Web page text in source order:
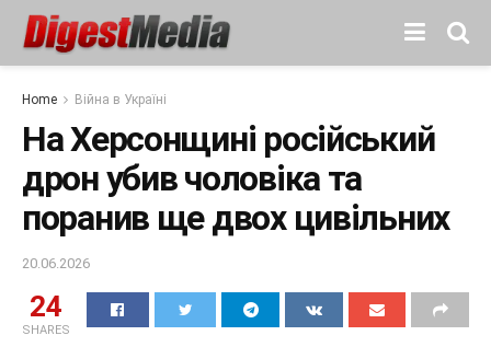
Home Війна в Україні
На Херсонщині російський
дрон убив чоловіка та
поранив ще двох цивільних
20.06.2026
24
SHARES